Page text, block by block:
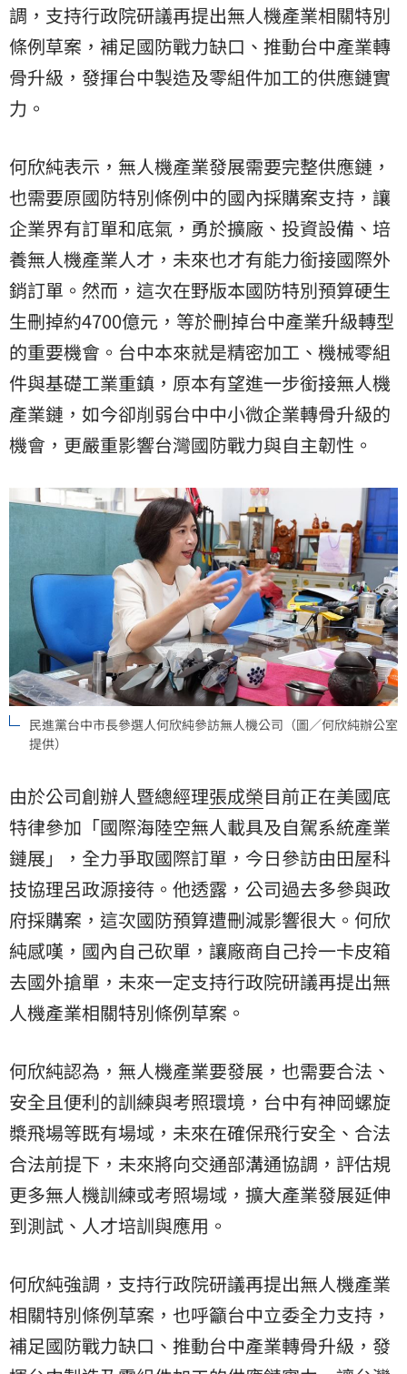
調，支持行政院研議再提出無人機產業相關特別
條例草案，補足國防戰力缺口、推動台中產業轉
骨升級，發揮台中製造及零組件加工的供應鏈實
力。
何欣純表示，無人機產業發展需要完整供應鏈，
也需要原國防特別條例中的國內採購案支持，讓
企業界有訂單和底氣，勇於擴廠、投資設備、培
養無人機產業人才，未來也才有能力銜接國際外
銷訂單。然而，這次在野版本國防特別預算硬生
生刪掉約4700億元，等於刪掉台中產業升級轉型
的重要機會。台中本來就是精密加工、機械零組
件與基礎工業重鎮，原本有望進一步銜接無人機
產業鏈，如今卻削弱台中中小微企業轉骨升級的
機會，更嚴重影響台灣國防戰力與自主韌性。
民進黨台中市長參選人何欣純參訪無人機公司（圖／何欣純辦公室
提供）
由於公司創辦人暨總經理張成榮目前正在美國底
特律參加「國際海陸空無人載具及自駕系統產業
鏈展」，全力爭取國際訂單，今日參訪由田屋科
技協理呂政源接待。他透露，公司過去多參與政
府採購案，這次國防預算遭刪減影響很大。何欣
純感嘆，國內自己砍單，讓廠商自己拎一卡皮箱
去國外搶單，未來一定支持行政院研議再提出無
人機產業相關特別條例草案。
何欣純認為，無人機產業要發展，也需要合法、
安全且便利的訓練與考照環境，台中有神岡螺旋
槳飛場等既有場域，未來在確保飛行安全、合法
合法前提下，未來將向交通部溝通協調，評估規
更多無人機訓練或考照場域，擴大產業發展延伸
到測試、人才培訓與應用。
何欣純強調，支持行政院研議再提出無人機產業
相關特別條例草案，也呼籲台中立委全力支持，
補足國防戰力缺口、推動台中產業轉骨升級，發